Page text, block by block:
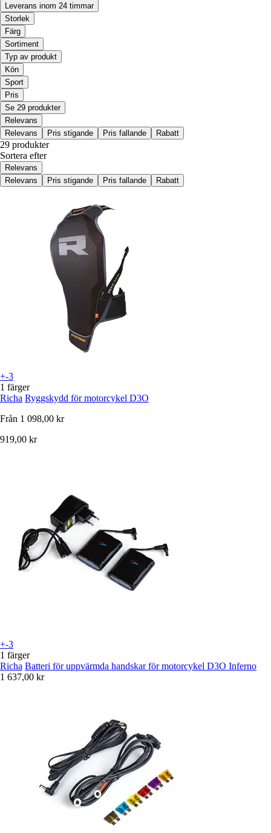
Leverans inom 24 timmar
Storlek
Färg
Sortiment
Typ av produkt
Kön
Sport
Pris
Se 29 produkter
Relevans
Relevans
Pris stigande Pris fallande Rabatt
29 produkter
Sortera efter
Relevans
Relevans
Pris stigande Pris fallande Rabatt
+-3
1 färger
Richa Ryggskydd för motorcykel D3O
Från 1 098,00 kr
919,00 kr
+-3
1 färger
Richa Batteri för uppvärmda handskar för motorcykel D3O Inferno
1 637,00 kr